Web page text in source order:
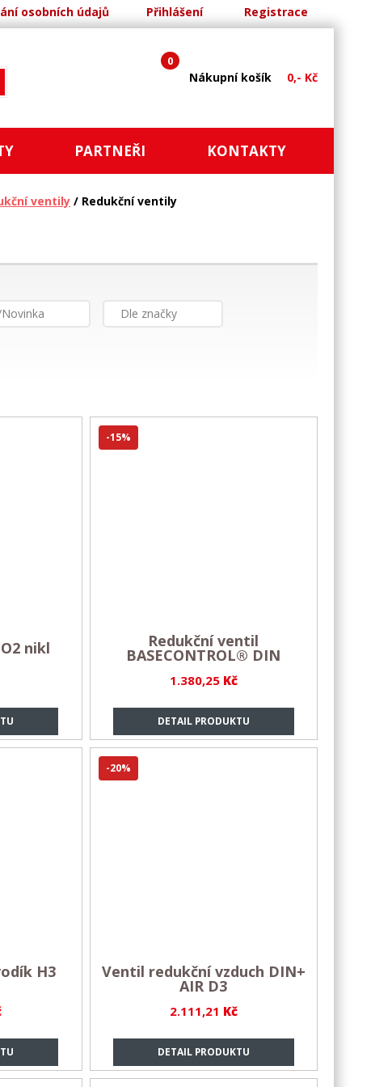
osobních údajů Přihlášení Registrace
Nákupní košík 0,- Kč
0
PARTNEŘI KONTAKTY
ventily / Redukční ventily
Dle značky
nikl
1.380,25 Kč
DETAIL PRODUKTU
Redukční ventil
BASECONTROL® DIN
-15%
H3
2.111,21 Kč
DETAIL PRODUKTU
Ventil redukční vzduch DIN+
AIR D3
-20%